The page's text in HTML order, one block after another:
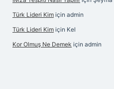
Türk Lideri Kim için admin
Türk Lideri Kim için Kel
Kor Olmuş Ne Demek için admin